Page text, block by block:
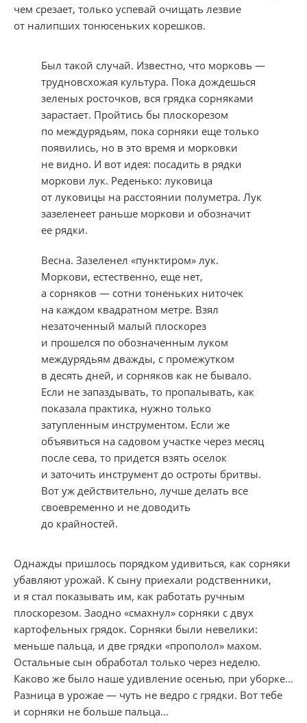
чем срезает, только успевай очищать лезвие
от налипших тонюсеньких корешков.
Был такой случай. Известно, что морковь —
трудновсхожая культура. Пока дождешься
зеленых росточков, вся грядка сорняками
зарастает. Пройтись бы плоскорезом
по междурядьям, пока сорняки еще только
появились, но в это время и морковки
не видно. И вот идея: посадить в рядки
моркови лук. Реденько: луковица
от луковицы на расстоянии полуметра. Лук
зазеленеет раньше моркови и обозначит
ее рядки.
Весна. Зазеленел «пунктиром» лук.
Моркови, естественно, еще нет,
а сорняков — сотни тоненьких ниточек
на каждом квадратном метре. Взял
незаточенный малый плоскорез
и прошелся по обозначенным луком
междурядьям дважды, с промежутком
в десять дней, и сорняков как не бывало.
Если не запаздывать, то пропалывать, как
показала практика, нужно только
затупленным инструментом. Если же
объявиться на садовом участке через месяц
после сева, то придется взять оселок
и заточить инструмент до остроты бритвы.
Вот уж действительно, лучше делать все
своевременно и не доводить
до крайностей.
Однажды пришлось порядком удивиться, как сорняки
убавляют урожай. К сыну приехали родственники,
и я стал показывать им, как работать ручным
плоскорезом. Заодно «смахнул» сорняки с двух
картофельных грядок. Сорняки были невелики:
меньше пальца, и две грядки «прополол» махом.
Остальные сын обработал только через неделю.
Каково же было наше удивление осенью, при уборке...
Разница в урожае — чуть не ведро с грядки. Вот тебе
и сорняки не больше пальца...